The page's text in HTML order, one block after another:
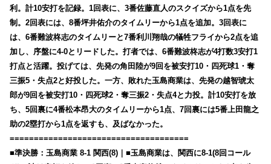
利。計10安打を記録。1回表に、3番佐藤直人のスクイズから1点を先
制。2回表には、8番坪井佑介のタイムリーから1点を追加。3回表に
は、6番難波柊志のタイムリーと7番利川翔哉の犠牲フライから2点を追
加し、序盤に4-0とリードした。打者では、6番難波柊志が4打数3安打1
打点と活躍。投げては、先発の角田陸が9回を被安打10・四死球1・奪
三振5・失点2と好投した。一方、敗れた玉島商業は、先発の越智琥太
郎が9回を被安打10・四死球2・奪三振2・失点4と力投。計10安打を放
ち、5回裏に4番松本昂大のタイムリーから1点、7回裏には5番上田龍之
助の2塁打から1点を返すも、及ばなかった。
=====================================
■準決勝：玉島商業 8-1 関西(8)｜■玉島商業は、関西に8-1(8回コール